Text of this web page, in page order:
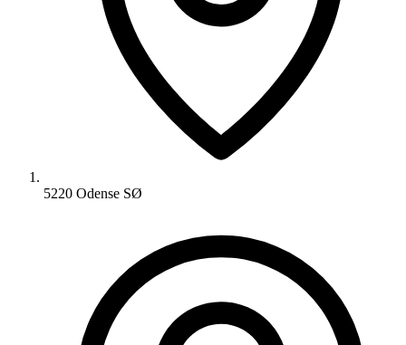
5220 Odense SØ